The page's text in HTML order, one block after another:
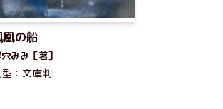
凰の船
みみ［著］
型：文庫判